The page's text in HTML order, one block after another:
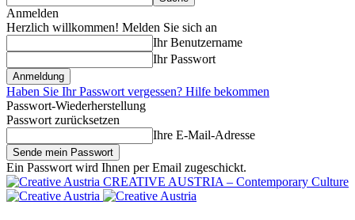
Anmelden
Herzlich willkommen! Melden Sie sich an
Ihr Benutzername
Ihr Passwort
Haben Sie Ihr Passwort vergessen? Hilfe bekommen
Passwort-Wiederherstellung
Passwort zurücksetzen
Ihre E-Mail-Adresse
Ein Passwort wird Ihnen per Email zugeschickt.
CREATIVE AUSTRIA – Contemporary Culture